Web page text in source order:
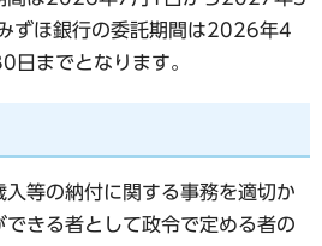
ずほ銀行の委託期間は2026年4
までとなります。
等の納付に関する事務を適切か
きる者として政令で定める者の